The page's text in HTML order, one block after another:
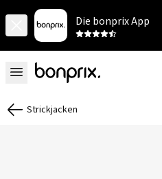
Die bonprix App
Strickjacken